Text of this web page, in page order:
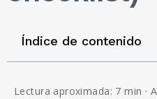
Índice de contenido
Lectura aproximada: 7 min ·